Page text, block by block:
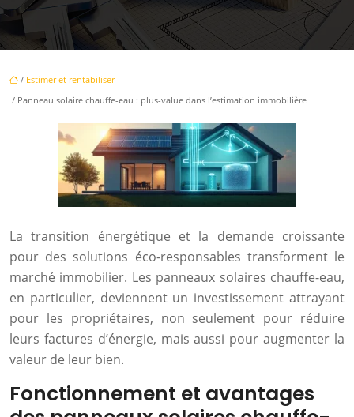
/ Estimer et rentabiliser
/ Panneau solaire chauffe-eau : plus-value dans l’estimation immobilière
La transition énergétique et la demande croissante
pour des solutions éco-responsables transforment le
marché immobilier. Les panneaux solaires chauffe-eau,
en particulier, deviennent un investissement attrayant
pour les propriétaires, non seulement pour réduire
leurs factures d’énergie, mais aussi pour augmenter la
valeur de leur bien.
Fonctionnement et avantages